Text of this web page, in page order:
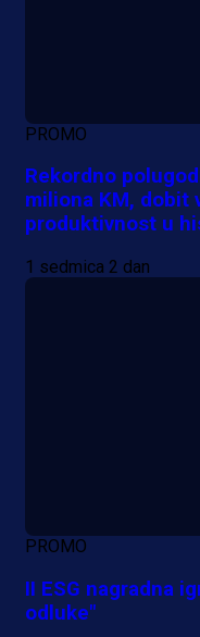
PROMO
Rekordno
miliona KM, dobit
produktivnost u
1 sedmica 2 dan
PROMO
II ESG nagradna
odluke"